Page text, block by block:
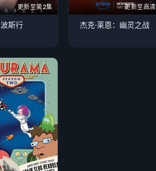
更新至第2集
波斯行
更新至高清
杰克·莱恩：幽灵之战